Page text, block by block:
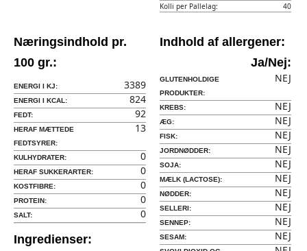
Kolli per Pallelag:
40
Næringsindhold pr.
100 gr.:
ENERGI I KJ: 3389
ENERGI I KCAL: 824
FEDT: 92
HERAF MÆTTEDE
FEDTSYRER:
13
KULHYDRATER: 0
HERAF SUKKERARTER: 0
KOSTFIBRE: 0
PROTEIN: 0
SALT: 0
Ingredienser:
Indhold af allergener:
Ja/Nej:
GLUTENHOLDIGE
PRODUKTER:
NEJ
KREBS: NEJ
ÆG: NEJ
FISK: NEJ
JORDNØDDER: NEJ
SOJA: NEJ
MÆLK (LACTOSE): NEJ
NØDDER: NEJ
SELLERI: NEJ
SENNEP: NEJ
SESAM: NEJ